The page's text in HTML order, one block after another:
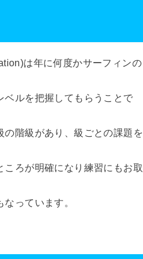
は年に何度かサーフィンの
ルを把握してもらうことで
階級があり、級ごとの課題を
ろが明確になり練習にもお取
っています。